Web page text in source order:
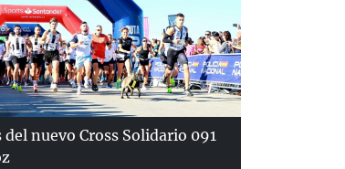
nuevo Cross Solidario 091